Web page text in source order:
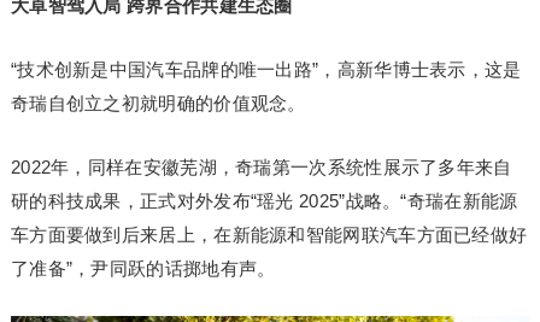
大卓智驾入局 跨界合作共建生态圈
“技术创新是中国汽车品牌的唯⼀出路”，高新华博士表示，这是
奇瑞自创立之初就明确的价值观念。
2022年，同样在安徽芜湖，奇瑞第一次系统性展示了多年来自
研的科技成果，正式对外发布“瑶光 2025”战略。“奇瑞在新能源
车方面要做到后来居上，在新能源和智能网联汽车方面已经做好
了准备”，尹同跃的话掷地有声。